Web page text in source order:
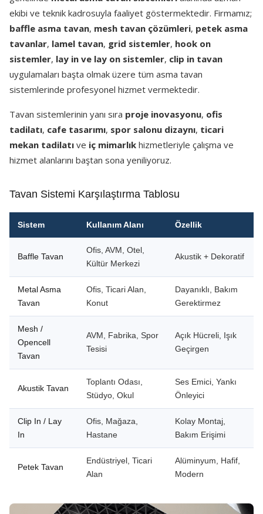
ekibi ve teknik kadrosuyla faaliyet göstermektedir. Firmamız;
baffle asma tavan, mesh tavan çözümleri, petek asma
tavanlar, lamel tavan, grid sistemler, hook on
sistemler, lay in ve lay on sistemler, clip in tavan
uygulamaları başta olmak üzere tüm asma tavan
sistemlerinde profesyonel hizmet vermektedir.
Tavan sistemlerinin yanı sıra proje inovasyonu, ofis
tadilatı, cafe tasarımı, spor salonu dizaynı, ticari
mekan tadilatı ve iç mimarlık hizmetleriyle çalışma ve
hizmet alanlarını baştan sona yeniliyoruz.
Tavan Sistemi Karşılaştırma Tablosu
Sistem Kullanım Alanı Özellik
Baffle Tavan
Ofis, AVM, Otel,
Kültür Merkezi
Akustik + Dekoratif
Metal Asma
Tavan
Ofis, Ticari Alan,
Konut
Dayanıklı, Bakım
Gerektirmez
Mesh /
Opencell
Tavan
AVM, Fabrika, Spor
Tesisi
Açık Hücreli, Işık
Geçirgen
Akustik Tavan
Toplantı Odası,
Stüdyo, Okul
Ses Emici, Yankı
Önleyici
Clip In / Lay
In
Ofis, Mağaza,
Hastane
Kolay Montaj,
Bakım Erişimi
Petek Tavan
Endüstriyel, Ticari
Alan
Alüminyum, Hafif,
Modern